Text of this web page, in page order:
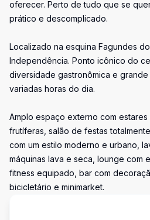
oferecer. Perto de tudo que se
prático e descomplicado.
Localizado na esquina Fagundes
Independência. Ponto icônico do
diversidade gastronômica e
variadas horas do dia.
Amplo espaço externo com
frutíferas, salão de festas
com um estilo moderno e urbano,
máquinas lava e seca, lounge com
fitness equipado, bar com
bicicletário e minimarket.